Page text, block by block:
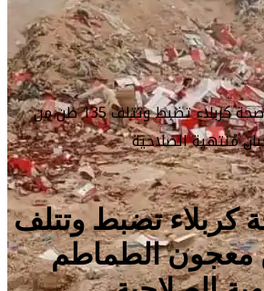
بالصور..صحة كربلاء تضبط وتتلف 135 طن من
مُنتهية الصلاحية
كربلاء تضبط وتتلف
معجون الطماطم